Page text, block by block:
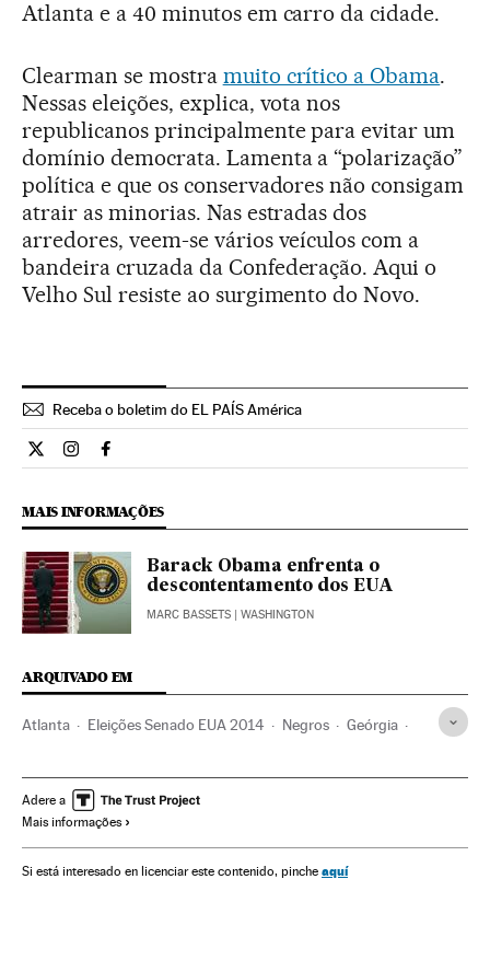
Atlanta e a 40 minutos em carro da cidade.
Clearman se mostra muito crítico a Obama.
Nessas eleições, explica, vota nos
republicanos principalmente para evitar um
domínio democrata. Lamenta a “polarização”
política e que os conservadores não consigam
atrair as minorias. Nas estradas dos
arredores, veem-se vários veículos com a
bandeira cruzada da Confederação. Aqui o
Velho Sul resiste ao surgimento do Novo.
Receba o boletim do EL PAÍS América
Internacional El País Brasil en Twitter
Internacional El País Brasil en Instagram
Internacional El País Brasil en Facebook
MAIS INFORMAÇÕES
Barack Obama enfrenta o
descontentamento dos EUA
MARC BASSETS | WASHINGTON
ARQUIVADO EM
Atlanta Eleições Senado EUA 2014 Negros Geórgia
Estados Unidos América do Norte
Parlamento Política
Adere a
Mais informações
Si está interesado en licenciar este contenido, pinche aquí